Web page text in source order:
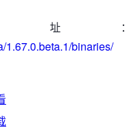
址
1.67.0.beta.1/binaries/